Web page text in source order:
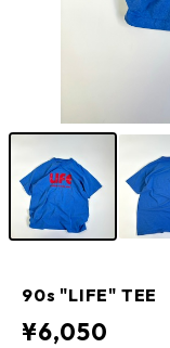
90s "LIFE" TEE
¥6,050